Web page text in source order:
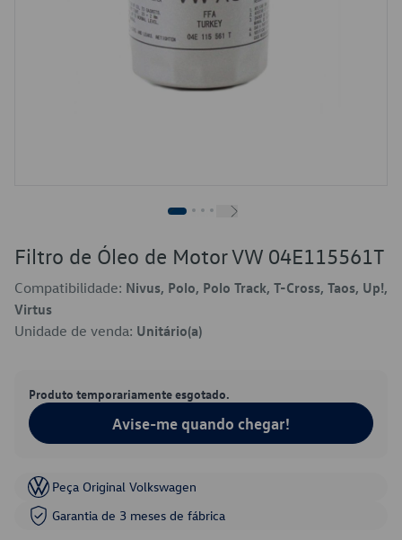
Filtro de Óleo de Motor VW 04E115561T
Compatibilidade: Nivus, Polo, Polo Track, T-Cross, Taos, Up!,
Virtus
Unidade de venda: Unitário(a)
Produto temporariamente esgotado.
Avise-me quando chegar!
Peça Original Volkswagen
Garantia de 3 meses de fábrica